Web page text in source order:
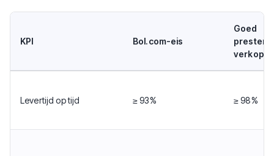
KPI Bol.com-eis
Goed
Levertijd op tijd ≥ 93% ≥ 98%